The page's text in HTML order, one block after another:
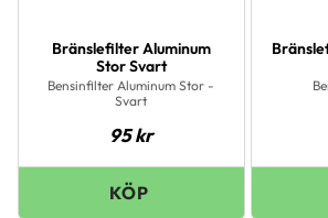
Bränslefilter Aluminum
Stor Svart
Bensinfilter Aluminum Stor -
Svart
95kr